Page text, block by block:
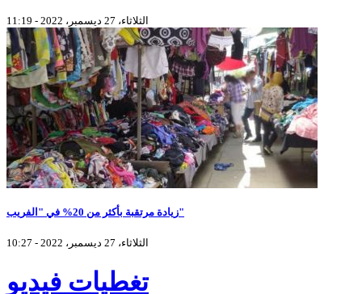
الثلاثاء، 27 ديسمبر، 2022 - 11:19
زيادة مرتقبة بأكثر من 20% في "الفريب"
الثلاثاء، 27 ديسمبر، 2022 - 10:27
تغطيات فيديو